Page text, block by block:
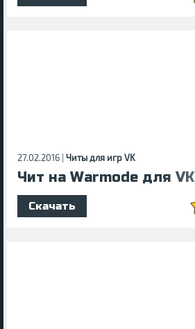
27.02.2016 | Читы для игр VK
Чит на Warmode для VK
Скачать